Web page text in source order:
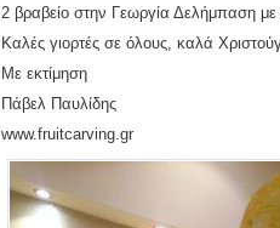
2 βραβείο στην Γεωργία Δελήμπαση με
Καλές γιορτές σε όλους, καλά
Με εκτίμηση
Πάβελ Παυλίδης
www.fruitcarving.gr